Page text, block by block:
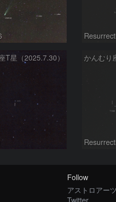
T星（2025.7.30） かんむり
Follow
アストロアーツ
Twitter